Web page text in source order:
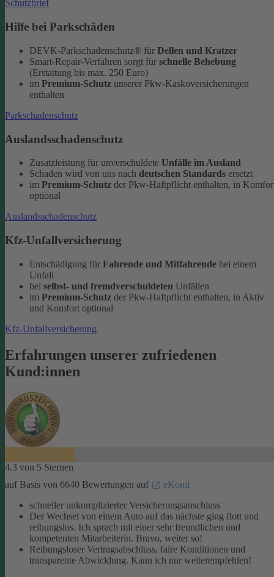
Schutzbrief
Hilfe bei Parkschäden
DEVK-Parkschadenschutz® für Dellen und Kratzer
Smart-Repair-Verfahren sorgt für schnelle Behebung
(Erstattung bis max. 250 Euro)
im Premium-Schutz unserer Pkw-Kaskoversicherungen
enthalten
Parkschadenschutz
Auslandsschadenschutz
Zusatzleistung für unverschuldete Unfälle im Ausland
Schaden wird von uns nach deutschen Standards ersetzt
im Premium-Schutz der Pkw-Haftpflicht enthalten, in
optional
Auslandsschadenschutz
Kfz-Unfallversicherung
Entschädigung für Fahrende und Mitfahrende bei einem
Unfall
bei selbst- und fremdverschuldeten Unfällen
im Premium-Schutz der Pkw-Haftpflicht enthalten, in Aktiv
und Komfort optional
Kfz-Unfallversicherung
Erfahrungen unserer zufriedenen
Kund:innen
4.3 von 5 Sternen
auf Basis von 6640 Bewertungen auf
eKomi
schneller unkomplizierter Versicherungsanschluss
Der Wechsel von einem Auto auf das nächste ging flott und
reibungslos. Ich sprach mit einer sehr freundlichen und
kompetenten Mitarbeiterin. Bravo, weiter so!
Reibungsloser Vertragsabschluss, faire Konditionen und
transparente Abwicklung. Kann ich nur weiterempfehlen!